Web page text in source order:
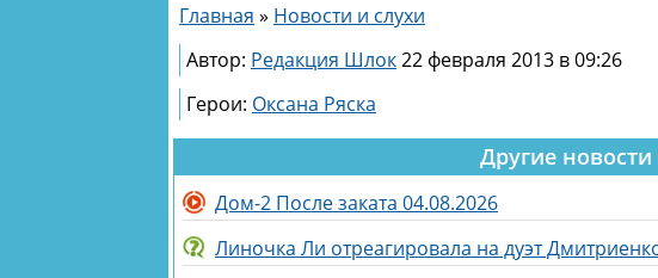
Главная » Новости и слухи
Автор: Редакция Шлок22 февраля 2013 в 09:26
Герои: Оксана Ряска
Другие
Дом-2 После заката 04.08.2026